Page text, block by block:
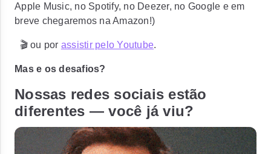
Apple Music, no Spotify, no Deezer, no Google e em
breve chegaremos na Amazon!)
🎬 ou por assistir pelo Youtube.
Mas e os desafios?
Nossas redes sociais estão
diferentes — você já viu?